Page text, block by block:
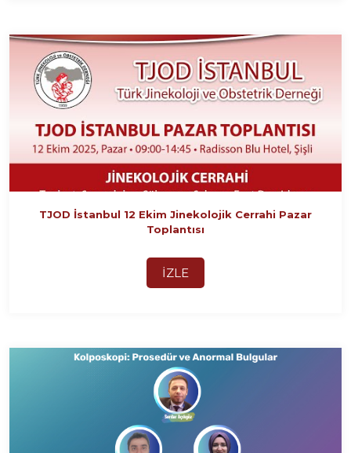
TJOD İstanbul 12 Ekim Jinekolojik Cerrahi Pazar
Toplantısı
İZLE